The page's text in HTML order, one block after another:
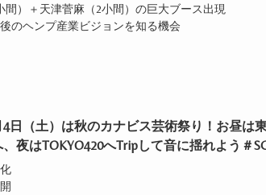
）＋天津菅麻（2小間）の巨大ブース出現
のヘンプ産業ビジョンを知る機会
4日（土）は秋のカナビス芸術祭り！お昼は
夜はTOKYO420へTripして音に揺れよう＃